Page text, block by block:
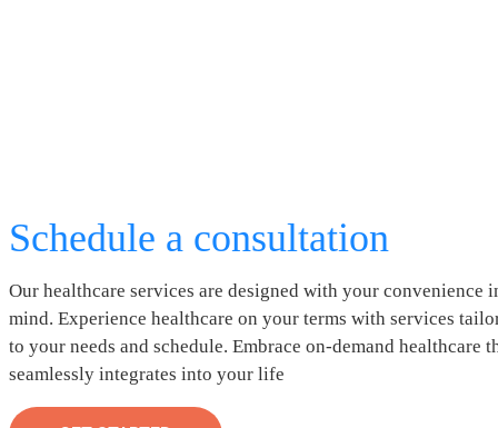
Schedule a consultation
Our healthcare services are designed with your convenience
mind. Experience healthcare on your terms with services
to your needs and schedule. Embrace on-demand healthcare
seamlessly integrates into your life